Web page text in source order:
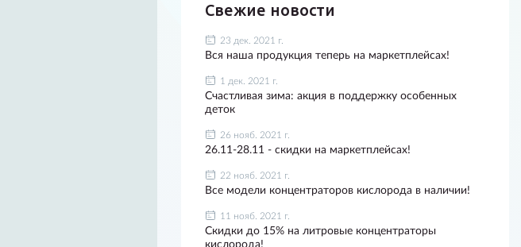
Свежие новости
23 дек. 2021 г.
Вся наша продукция теперь на маркетплейсах!
1 дек. 2021 г.
Счастливая зима: акция в поддержку особенных
деток
26 нояб. 2021 г.
26.11-28.11 - скидки на маркетплейсах!
22 нояб. 2021 г.
Все модели концентраторов кислорода в наличии!
11 нояб. 2021 г.
Скидки до 15% на литровые концентраторы
кислорода!